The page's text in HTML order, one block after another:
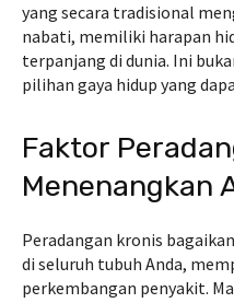
yang secara tradisional
nabati, memiliki harapan
terpanjang di dunia. Ini
pilihan gaya hidup yang
Faktor
Menenangkan
Peradangan kronis
di seluruh tubuh Anda,
perkembangan penyakit.